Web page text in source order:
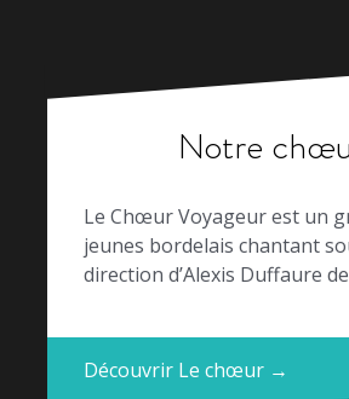
Notre
Le Chœur Voyageur est un
jeunes bordelais chantant
direction d’Alexis Duffaure
Découvrir Le chœur →